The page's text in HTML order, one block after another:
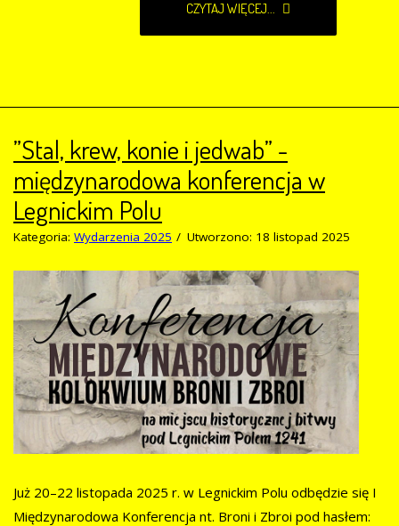
CZYTAJ WIĘCEJ...
”Stal, krew, konie i jedwab” -
międzynarodowa konferencja w
Legnickim Polu
Kategoria: Wydarzenia 2025 Utworzono: 18 listopad 2025
Już 20–22 listopada 2025 r. w Legnickim Polu odbędzie się I
Międzynarodowa Konferencja nt. Broni i Zbroi pod hasłem: